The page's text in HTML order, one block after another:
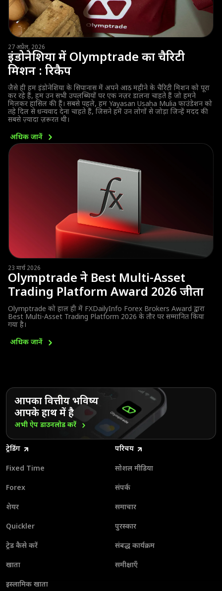
27 अप्रैल, 2026
इंडोनेशिया में Olymptrade का चैरिटी
मिशन : रिकैप
जैसे ही हम इंडोनेशिया के सिपानास में अपने आठ महीने के चैरिटी मिशन को पूरा
कर रहे हैं, हम उन सभी उपलब्धियों पर एक नज़र डालना चाहते हैं जो हमने
मिलकर हासिल की हैं। सबसे पहले, हम Yayasan Usaha Mulia फाउंडेशन को
तहे दिल से धन्यवाद देना चाहते हैं, जिसने हमें उन लोगों से जोड़ा जिन्हें मदद की
सबसे ज़्यादा ज़रूरत थी।
अधिक जानें
23 मार्च 2026
Olymptrade ने Best Multi-Asset
Trading Platform Award 2026 जीता
Olymptrade को हाल ही में FXDailyInfo Forex Brokers Award द्वारा
Best Multi-Asset Trading Platform 2026 के तौर पर सम्मानित किया
गया है।
अधिक जानें
आपका वित्तीय भविष्य
आपके हाथ में है
अभी ऐप डाउनलोड करें
ट्रेडिंग
Fixed Time
Forex
शेयर
Quickler
ट्रेड कैसे करें
खाता
इस्लामिक खाता
परिचय
सोशल मीडिया
संपर्क
समाचार
पुरस्कार
संबद्ध कार्यक्रम
समीक्षाएँ